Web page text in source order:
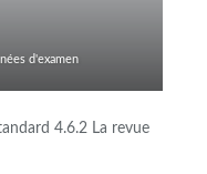
d'examen
4.6.2 La revue